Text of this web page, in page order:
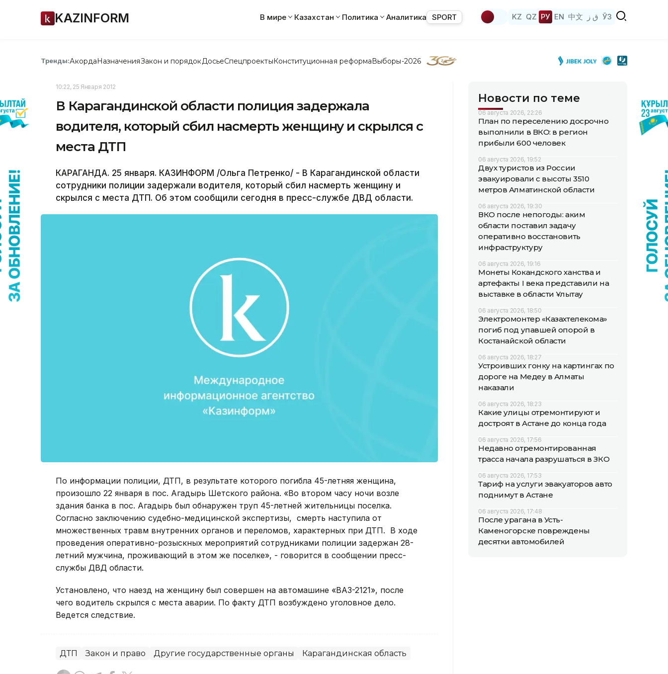
KAZINFORM В мире Казахстан Политика Аналитика SPORT KZ QZ РУ EN 中文 ق ز ЎЗ
Тренды:АкордаНазначенияЗакон и порядок ДосьеСпецпроектыКонституционная реформаВыборы-2026
10:22, 25 Января 2012
В Карагандинской области полиция задержала
водителя, который сбил насмерть женщину и скрылся с
места ДТП
КАРАГАНДА. 25 января. КАЗИНФОРМ /Ольга Петренко/ - В Карагандинской области
сотрудники полиции задержали водителя, который сбил насмерть женщину и
скрылся с места ДТП. Об этом сообщили сегодня в пресс-службе ДВД области.
По информации полиции, ДТП, в результате которого погибла 45-летняя женщина,
произошло 22 января в пос. Агадырь Шетского района. «Во втором часу ночи возле
здания банка в пос. Агадырь был обнаружен труп 45-летней жительницы поселка.
Согласно заключению судебно-медицинской экспертизы, смерть наступила от
множественных травм внутренних органов и переломов, характерных при ДТП. В ходе
проведения оперативно-розыскных мероприятий сотрудниками полиции задержан 28-
летний мужчина, проживающий в этом же поселке», - говорится в сообщении пресс-
службы ДВД области.
Установлено, что наезд на женщину был совершен на автомашине «ВАЗ-2121», после
чего водитель скрылся с места аварии. По факту ДТП возбуждено уголовное дело.
Ведется следствие.
ДТП Закон и право Другие государственные органы Карагандинская область
Новости по теме
06 августа 2026, 22:26
План по переселению досрочно
выполнили в ВКО: в регион
прибыли 600 человек
06 августа 2026, 19:52
Двух туристов из России
эвакуировали с высоты 3510
метров Алматинской области
06 августа 2026, 19:30
ВКО после непогоды: аким
области поставил задачу
оперативно восстановить
инфраструктуру
06 августа 2026, 19:16
Монеты Кокандского ханства и
артефакты I века представили на
выставке в области Ұлытау
06 августа 2026, 18:50
Электромонтер «Казахтелекома»
погиб под упавшей опорой в
Костанайской области
06 августа 2026, 18:27
Устроивших гонку на картингах по
дороге на Медеу в Алматы
наказали
06 августа 2026, 18:23
Какие улицы отремонтируют и
достроят в Астане до конца года
06 августа 2026, 17:56
Недавно отремонтированная
трасса начала разрушаться в ЗКО
06 августа 2026, 17:53
Тариф на услуги эвакуаторов авто
поднимут в Астане
06 августа 2026, 17:48
После урагана в Усть-
Каменогорске повреждены
десятки автомобилей